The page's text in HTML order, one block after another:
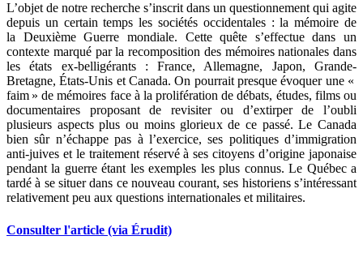
L’objet de notre recherche s’inscrit dans un questionnement qui agite
depuis un certain temps les sociétés occidentales : la mémoire de
la Deuxième Guerre mondiale. Cette quête s’effectue dans un
contexte marqué par la recomposition des mémoires nationales dans
les états ex-belligérants : France, Allemagne, Japon, Grande-
Bretagne, États-Unis et Canada. On pourrait presque évoquer une «
faim » de mémoires face à la prolifération de débats, études, films ou
documentaires proposant de revisiter ou d’extirper de l’oubli
plusieurs aspects plus ou moins glorieux de ce passé. Le Canada
bien sûr n’échappe pas à l’exercice, ses politiques d’immigration
anti-juives et le traitement réservé à ses citoyens d’origine japonaise
pendant la guerre étant les exemples les plus connus. Le Québec a
tardé à se situer dans ce nouveau courant, ses historiens s’intéressant
relativement peu aux questions internationales et militaires.
Consulter l'article (via Érudit)